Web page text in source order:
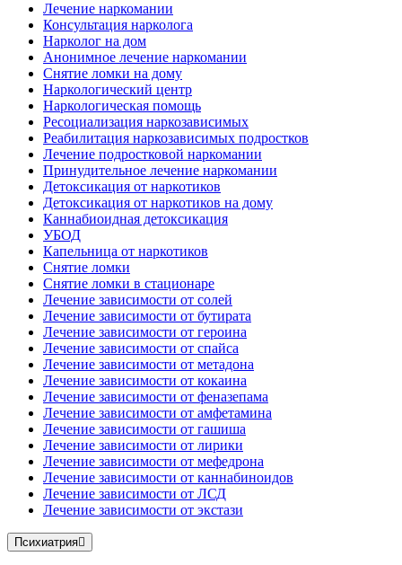
Лечение наркомании
Консультация нарколога
Нарколог на дом
Анонимное лечение наркомании
Снятие ломки на дому
Наркологический центр
Наркологическая помощь
Ресоциализация наркозависимых
Реабилитация наркозависимых подростков
Лечение подростковой наркомании
Принудительное лечение наркомании
Детоксикация от наркотиков
Детоксикация от наркотиков на дому
Каннабиоидная детоксикация
УБОД
Капельница от наркотиков
Снятие ломки
Снятие ломки в стационаре
Лечение зависимости от солей
Лечение зависимости от бутирата
Лечение зависимости от героина
Лечение зависимости от спайса
Лечение зависимости от метадона
Лечение зависимости от кокаина
Лечение зависимости от феназепама
Лечение зависимости от амфетамина
Лечение зависимости от гашиша
Лечение зависимости от лирики
Лечение зависимости от мефедрона
Лечение зависимости от каннабиноидов
Лечение зависимости от ЛСД
Лечение зависимости от экстази
Психиатрия